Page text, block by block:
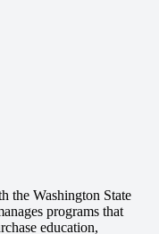
the Washington State
programs that
education,